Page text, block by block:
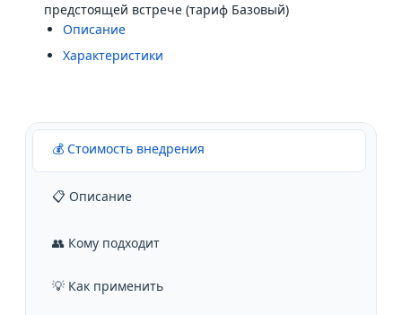
предстоящей встрече (тариф Базовый)
Описание
Характеристики
💰 Стоимость внедрения
📋 Описание
👥 Кому подходит
💡 Как применить